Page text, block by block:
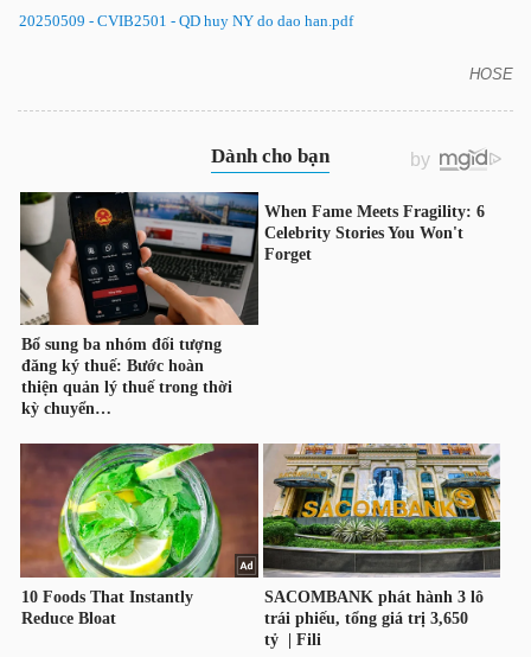
20250509 - CVIB2501 - QD huy NY do dao han.pdf
HOSE
HÀNG
HÓA
KINH
TẾ
THẾ
GIỚI